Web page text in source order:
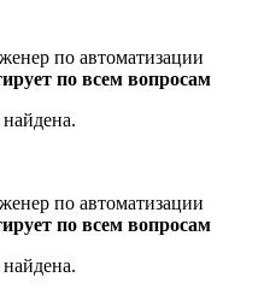
по автоматизации
по всем вопросам
по автоматизации
по всем вопросам